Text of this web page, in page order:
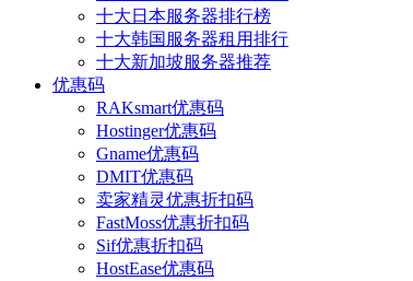
十大日本服务器排行榜
十大韩国服务器租用排行
十大新加坡服务器推荐
优惠码
RAKsmart优惠码
Hostinger优惠码
Gname优惠码
DMIT优惠码
卖家精灵优惠折扣码
FastMoss优惠折扣码
Sif优惠折扣码
HostEase优惠码